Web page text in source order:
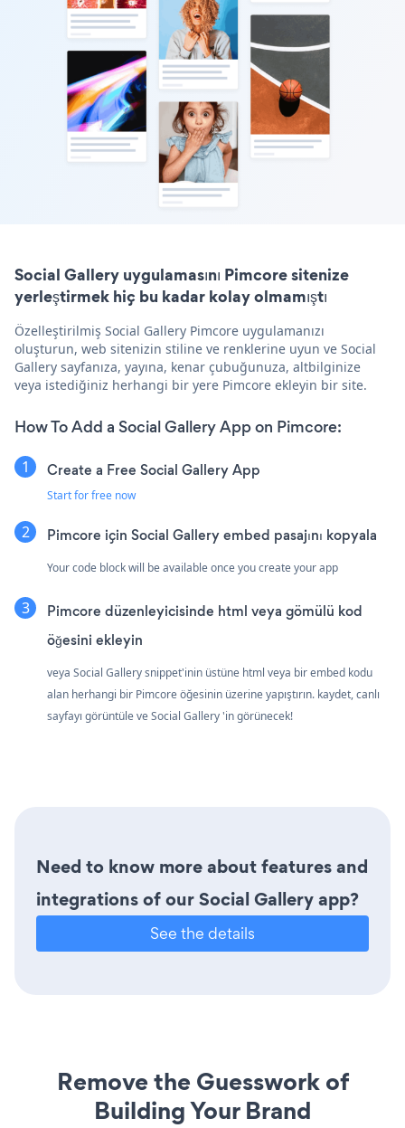
Social Gallery uygulamasını Pimcore sitenize
yerleştirmek hiç bu kadar kolay olmamıştı
Özelleştirilmiş Social Gallery Pimcore uygulamanızı
oluşturun, web sitenizin stiline ve renklerine uyun ve Social
Gallery sayfanıza, yayına, kenar çubuğunuza, altbilginize
veya istediğiniz herhangi bir yere Pimcore ekleyin bir site.
How To Add a Social Gallery App on Pimcore:
Create a Free Social Gallery App
Start for free now
Pimcore için Social Gallery embed pasajını kopyala
Your code block will be available once you create your app
Pimcore düzenleyicisinde html veya gömülü kod
öğesini ekleyin
veya Social Gallery snippet'inin üstüne html veya bir embed kodu
alan herhangi bir Pimcore öğesinin üzerine yapıştırın. kaydet, canlı
sayfayı görüntüle ve Social Gallery 'in görünecek!
Need to know more about features and
integrations of our Social Gallery app?
See the details
Remove the Guesswork of
Building Your Brand